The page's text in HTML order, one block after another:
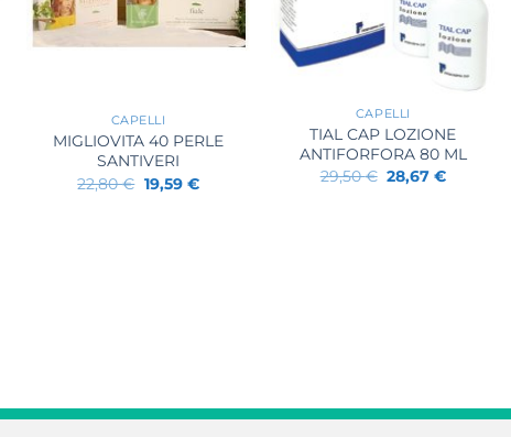
CAPELLI
MIGLIOVITA 40 PERLE
SANTIVERI
22,80€ Il
prezzo
19,59 €Il
CAPELLI
TIAL CAP LOZIONE
ANTIFORFORA 80 ML
29,50€ Il
prezzo
28,67 €Il